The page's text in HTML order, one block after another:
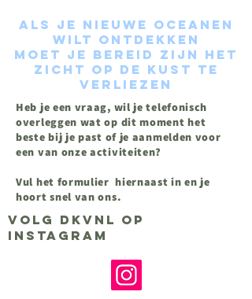
Als je nieuwe oceanen
wilt ontdekken
moet je bereid zijn het
zicht op de kust te
verliezen
Heb je een vraag, wil je telefonisch
overleggen wat op dit moment het
beste bij je past of je aanmelden voor
een van onze activiteiten?
Vul het formulier hiernaast in en je
hoort snel van ons.
volg DKVNL op
instagram